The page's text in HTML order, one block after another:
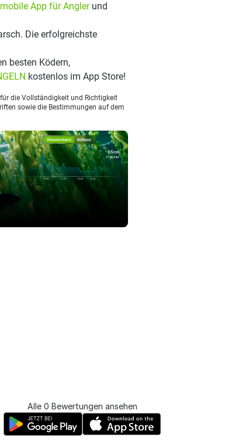
mobile App für Anglerund
Die erfolgreichste
besten Ködern,
kostenlos im App Store!
die Vollständigkeit und Richtigkeit
sowie die Bestimmungen auf dem
Alle 0 Bewertungen ansehen